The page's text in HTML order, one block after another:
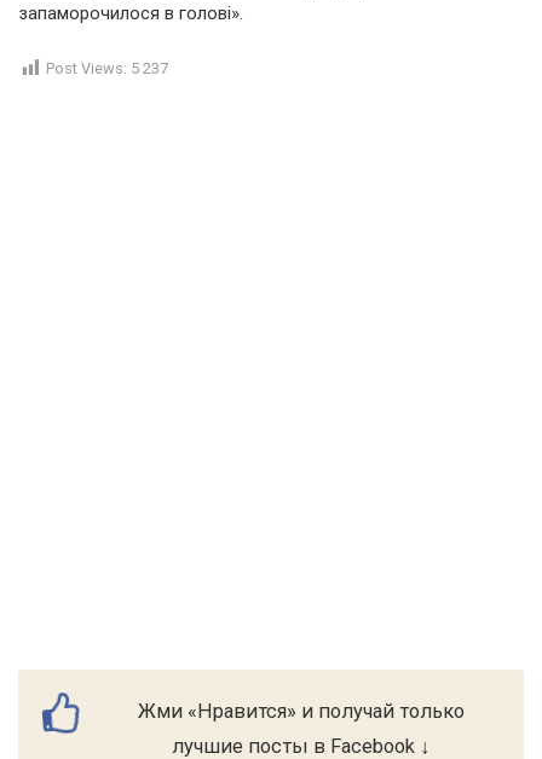
запаморочилося в голові».
Post Views: 5 237
Жми «Нравится» и получай только
лучшие посты в Facebook ↓